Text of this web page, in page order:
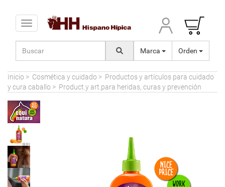
Toggle navigation
Marca Orden
Inicio > Cosmética y cuidado > Productos y artículos para cuidado
y cura caballo > Product.y art.para heridas, curas y prevención